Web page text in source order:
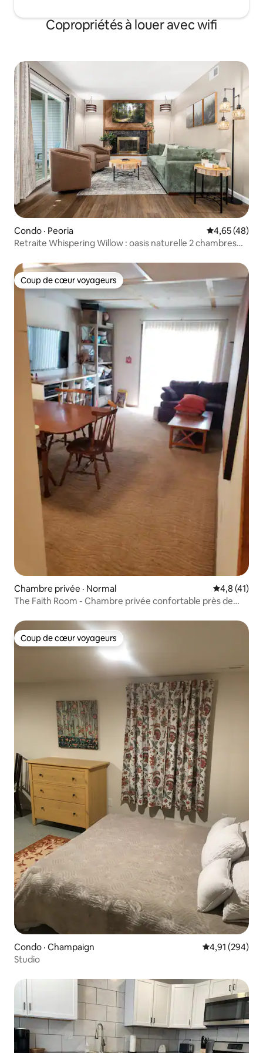
Copropriétés à louer avec wifi
Condo · Peoria Note
4,65 (48)
Retraite Whispering Willow : oasis naturelle 2 chambres
Coup de cœur voyageurs
Coup de cœur voyageurs
Chambre privée · Normal Note
4,8 (41)
The Faith Room - Chambre privée confortable près de
Coup de cœur voyageurs
Coup de cœur voyageurs
Condo · Champaign Note
4,91 (294)
Studio